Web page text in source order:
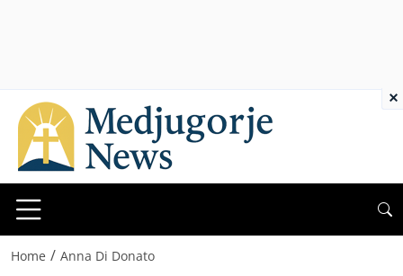
Home / Anna Di Donato
×